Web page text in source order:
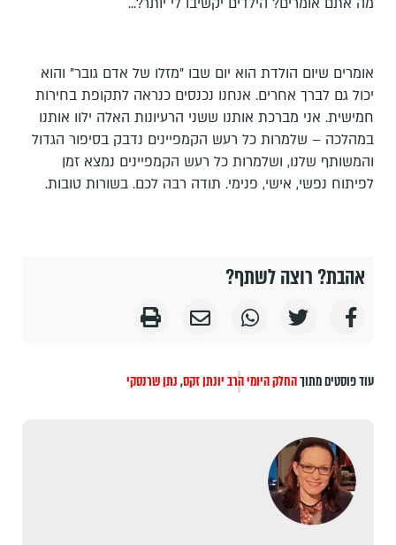
אומרים שיום הולדת הוא יום שבו "מזלו של אדם גובר" והוא
יכול גם לברך אחרים. אנחנו נכנסים כנראה לתקופת בחירות
חמישית. אני מברכת אותנו ששני הרעיונות האלה ילוו אותנו
במהלכה – שלמרות כל רעש הקמפיינים נדבק בסיפור הגדול
והמשותף שלנו, ושלמרות כל רעש הקמפיינים נמצא זמן
לפיתוח נפשי, אישי, פנימי. תודה רבה לכם. בשורות טובות.
אהבת? רוצה לשתף?
עוד פוסטים מתוךהחלק היומיהרב יונתן זקס,נתן שרנסקי